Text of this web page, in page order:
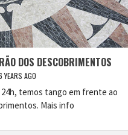
DOS DESCOBRIMENTOS
YEARS AGO
24h, temos tango em frente ao
Mais info